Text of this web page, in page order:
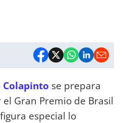
Colapinto se prepara
Gran Premio de Brasil
especial lo